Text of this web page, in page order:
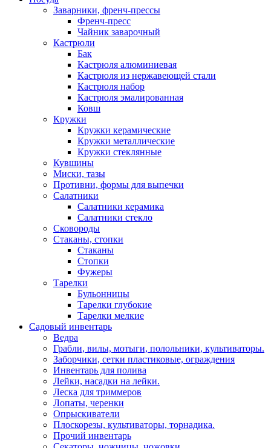
Заварники, френч-прессы
Френч-пресс
Чайник заварочный
Кастрюли
Бак
Кастрюля алюминиевая
Кастрюля из нержавеющей стали
Кастрюля набор
Кастрюля эмалированная
Ковш
Кружки
Кружки керамические
Кружки металлические
Кружки стеклянные
Кувшины
Миски, тазы
Противни, формы для выпечки
Салатники
Салатники керамика
Салатники стекло
Сковороды
Стаканы, стопки
Стаканы
Стопки
Фужеры
Тарелки
Бульонницы
Тарелки глубокие
Тарелки мелкие
Садовый инвентарь
Ведра
Грабли, вилы, мотыги, полольники, культиваторы.
Заборчики, сетки пластиковые, ограждения
Инвентарь для полива
Лейки, насадки на лейки.
Леска для триммеров
Лопаты, черенки
Опрыскиватели
Плоскорезы, культиваторы, торнадика.
Прочий инвентарь